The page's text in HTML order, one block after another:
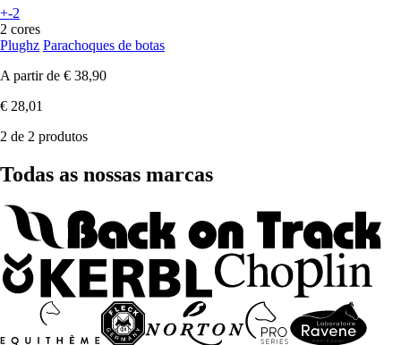
+-2
2 cores
Plughz Parachoques de botas
A partir de € 38,90
€ 28,01
2 de 2 produtos
Todas as nossas marcas